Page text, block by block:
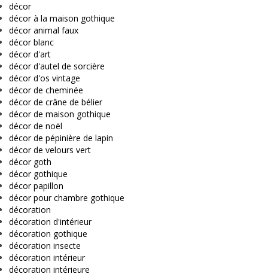
décor
décor à la maison gothique
décor animal faux
décor blanc
décor d'art
décor d'autel de sorcière
décor d'os vintage
décor de cheminée
décor de crâne de bélier
décor de maison gothique
décor de noël
décor de pépinière de lapin
décor de velours vert
décor goth
décor gothique
décor papillon
décor pour chambre gothique
décoration
décoration d'intérieur
décoration gothique
décoration insecte
décoration intérieur
décoration intérieure